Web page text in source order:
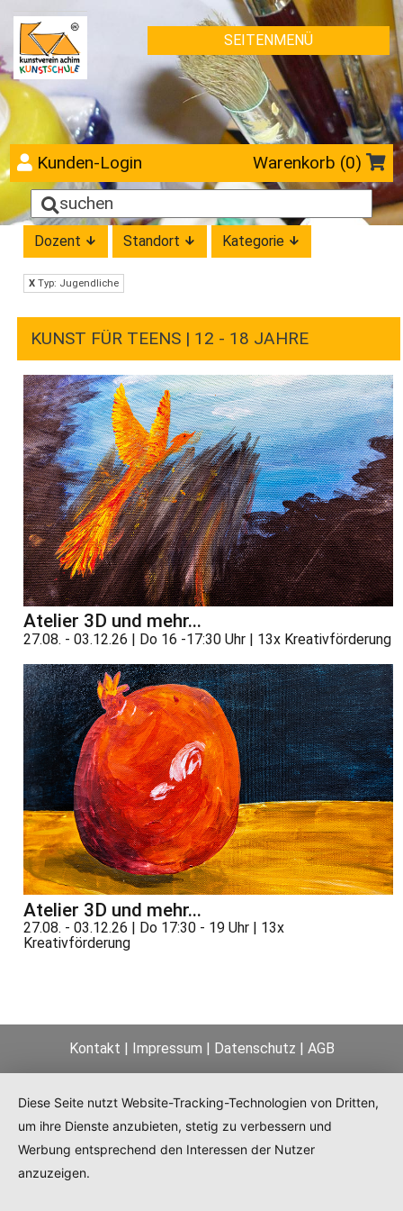
SEITENMENÜ
Kunden-Login Warenkorb (0)
Dozent Standort Kategorie
X Typ: Jugendliche
KUNST FÜR TEENS | 12 - 18 JAHRE
Atelier 3D und mehr...
27.08. - 03.12.26 | Do 16 -17:30 Uhr | 13x Kreativförderung
Atelier 3D und mehr...
27.08. - 03.12.26 | Do 17:30 - 19 Uhr | 13x
Kreativförderung
Kontakt | Impressum | Datenschutz | AGB
Diese Seite nutzt Website-Tracking-Technologien von Dritten,
um ihre Dienste anzubieten, stetig zu verbessern und
Werbung entsprechend den Interessen der Nutzer
anzuzeigen.